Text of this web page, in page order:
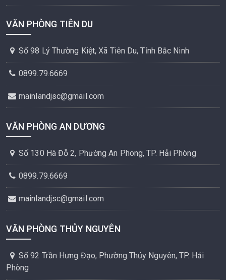
VĂN PHÒNG TIÊN DU
Số 98 Lý Thường Kiệt, Xã Tiên Du, Tỉnh Bắc Ninh
0899.79.6669
mainlandjsc@gmail.com
VĂN PHÒNG AN DƯƠNG
Số 130 Hà Đỗ 2, Phường An Phong, TP. Hải Phòng
0899.79.6669
mainlandjsc@gmail.com
VĂN PHÒNG THỦY NGUYÊN
Số 92 Trần Hưng Đạo, Phường Thủy Nguyên, TP. Hải
Phòng